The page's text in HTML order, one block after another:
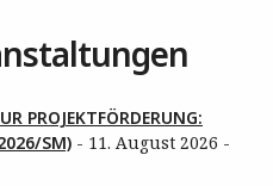
PROJEKTFÖRDERUNG:
SM) - 11. August 2026 -